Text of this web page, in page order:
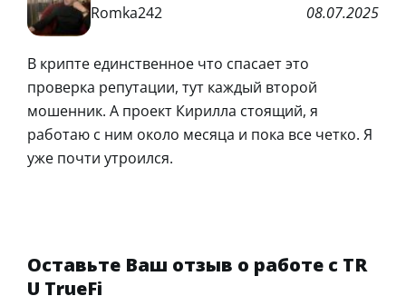
Romka242 08.07.2025
В крипте единственное что спасает это
проверка репутации, тут каждый второй
мошенник. А проект Кирилла стоящий, я
работаю с ним около месяца и пока все четко. Я
уже почти утроился.
Оставьте Ваш отзыв о работе с TR
U TrueFi